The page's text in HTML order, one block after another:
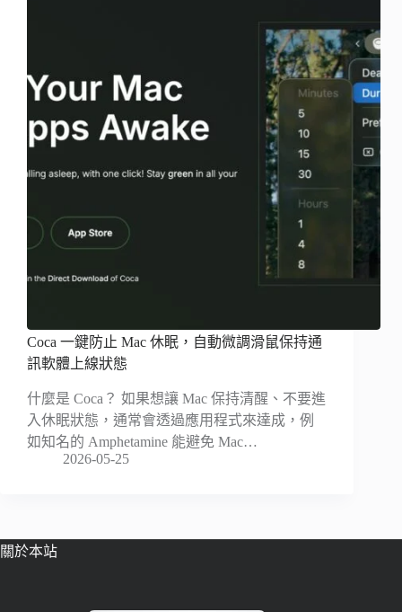
Coca 一鍵防止 Mac 休眠，自動微調滑鼠保持通
訊軟體上線狀態
什麼是 Coca？ 如果想讓 Mac 保持清醒、不要進
入休眠狀態，通常會透過應用程式來達成，例
如知名的 Amphetamine 能避免 Mac…
2026-05-25
關於本站